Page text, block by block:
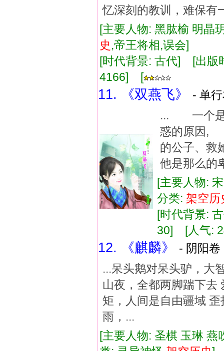
忆深刻的教训，难保
[主要人物: 黑肱榆 明
史,帝王将相,误会]
[时代背景: 古代] [出
4166] [
11. 《双燕飞》
- 单
... 一个是
惑的原因,
的公子、
他是那么
[主要人物:
分类: 架空历
[时代背景:
30] [人气:
12. 《麒麟》
- 阴阳
...呆头鹅对呆头驴，大
山夜，全都两脚踹下去
矩，人间是自由疆域
雨，...
[主要人物: 圣棋 玉琳